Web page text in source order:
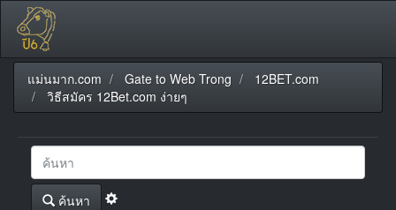
แม่นมาก.com Gate to Web Trong
12BET.com
วิธีสมัคร 12Bet.com ง่ายๆ
ค้นหา